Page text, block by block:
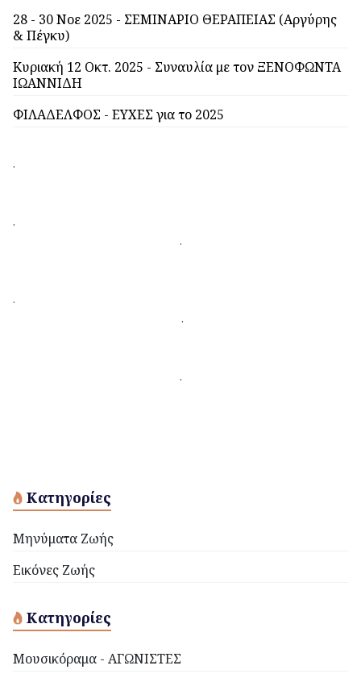
28 - 30 Νοε 2025 - ΣΕΜΙΝΑΡΙΟ ΘΕΡΑΠΕΙΑΣ (Αργύρης
& Πέγκυ)
Κυριακή 12 Οκτ. 2025 - Συναυλία με τον ΞΕΝΟΦΩΝΤΑ
ΙΩΑΝΝΙΔΗ
ΦΙΛΑΔΕΛΦΟΣ - ΕΥΧΕΣ για το 2025
.
.
.
.
.
.
Κατηγορίες
Μηνύματα Ζωής
Εικόνες Ζωής
Κατηγορίες
Μουσικόραμα - ΑΓΩΝΙΣΤΕΣ